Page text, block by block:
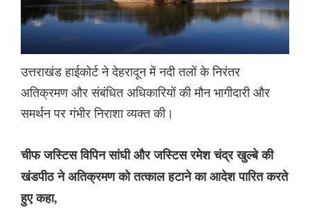
उत्तराखंड हाईकोर्ट ने देहरादून में नदी तलों के निरंतर
अतिक्रमण और संबंधित अधिकारियों की मौन भागीदारी और
समर्थन पर गंभीर निराशा व्यक्त की।
चीफ जस्टिस विपिन सांघी और जस्टिस रमेश चंद्र खुल्बे की
खंडपीठ ने अतिक्रमण को तत्काल हटाने का आदेश पारित करते
हुए कहा,